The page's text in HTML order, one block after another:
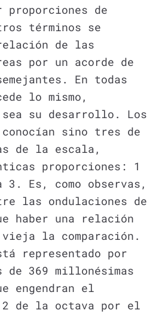
de
términos se
de las
por un acorde de
En todas
lo mismo,
su desarrollo. Los
sino tres de
de la escala,
proporciones: 1
Es, como observas,
las ondulaciones de
haber una relación
la comparación.
representado por
369 millonésimas
engendran el
de la octava por el